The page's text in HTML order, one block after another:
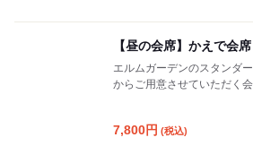
【昼の会席】かえで会
エルムガーデンのスタンダードコース オ
からご用意させていただく会席は全7品
7,800円 (税込)